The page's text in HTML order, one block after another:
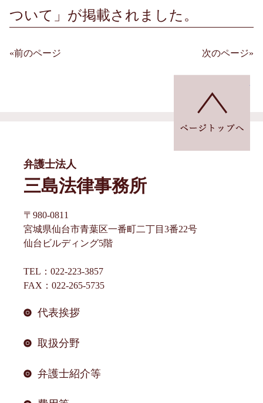
ついて」が掲載されました。
投
«前のページ 次のページ»
弁護士法人
三島法律事務所
〒980-0811
宮城県仙台市青葉区一番町二丁目3番22号
仙台ビルディング5階
TEL：022-223-3857
FAX：022-265-5735
代表挨拶
取扱分野
弁護士紹介等